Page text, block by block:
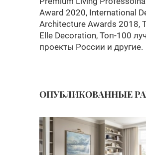
Award 2020, International
Architecture Awards 2018,
Elle Decoration, Toп-100
проекты России и другие.
ОПУБЛИКОВАННЫЕ